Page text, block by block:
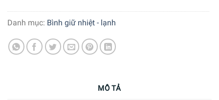
Danh mục: Bình giữ nhiệt - lạnh
MÔ TẢ